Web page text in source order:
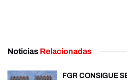
Noticias Relacionadas
FGR CONSIGUE